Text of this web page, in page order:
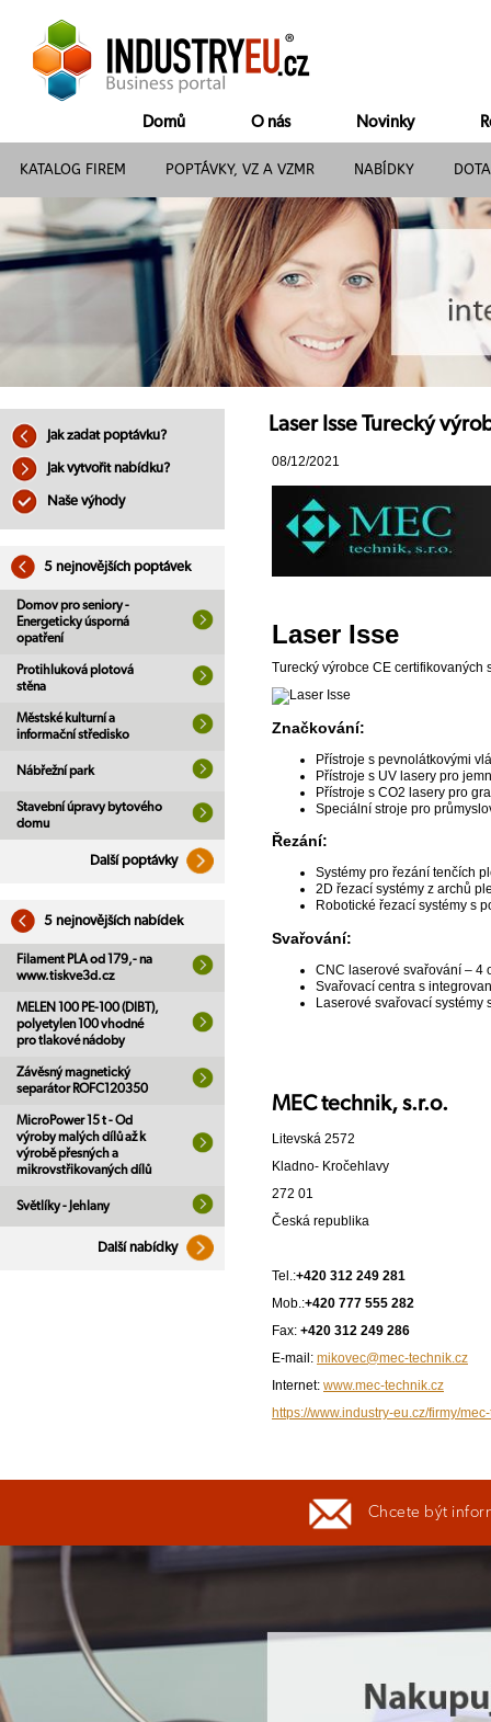
Domů O nás Novinky
KATALOG FIREM POPTÁVKY, VZ A VZMR NABÍDKY
Jak zadat poptávku?
Jak vytvořit nabídku?
Naše výhody
5 nejnovějších poptávek
Domov pro seniory -
Energeticky úsporná
opatření
Protihluková plotová
stěna
Městské kulturní a
informační středisko
Nábřežní park
Stavební úpravy bytového
domu
Další poptávky
5 nejnovějších nabídek
Filament PLA od 179,- na
www.tiskve3d.cz
MELEN 100 PE-100 (DIBT),
polyetylen 100 vhodné
pro tlakové nádoby
Závěsný magnetický
separátor ROFC120350
MicroPower 15 t - Od
výroby malých dílů až k
výrobě přesných a
mikrovstřikovaných dílů
Světlíky - Jehlany
Další nabídky
Laser Isse Turecký
08/12/2021
Laser Isse
Turecký výrobce CE
Značkování:
Přístroje s pevnolátkovými
Přístroje s UV lasery pro
Přístroje s CO2 lasery pro
Speciální stroje pro
Řezání:
Systémy pro řezání tenčích
2D řezací systémy z archů
Robotické řezací systémy s
Svařování:
CNC laserové svařování – 4
Svařovací centra s
Laserové svařovací systémy
MEC technik, s.r.o.
Litevská 2572
Kladno- Kročehlavy
272 01
Česká republika
Tel.:+420 312 249 281
Mob.:+420 777 555 282
Fax: +420 312 249 286
E-mail: mikovec@mec-technik.cz
Internet: www.mec-technik.cz
https://www.industry-eu.cz/firmy/
Chcete být